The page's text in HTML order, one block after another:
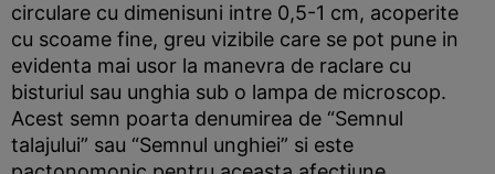
circulare cu dimenisuni intre 0,5-1 cm, acoperite
cu scoame fine, greu vizibile care se pot pune in
evidenta mai usor la manevra de raclare cu
bisturiul sau unghia sub o lampa de microscop.
Acest semn poarta denumirea de “Semnul
talajului” sau “Semnul unghiei” si este